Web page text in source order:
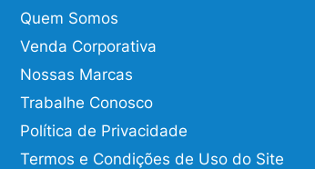
Quem Somos
Venda Corporativa
Nossas Marcas
Trabalhe Conosco
Política de Privacidade
Termos e Condições de Uso do Site